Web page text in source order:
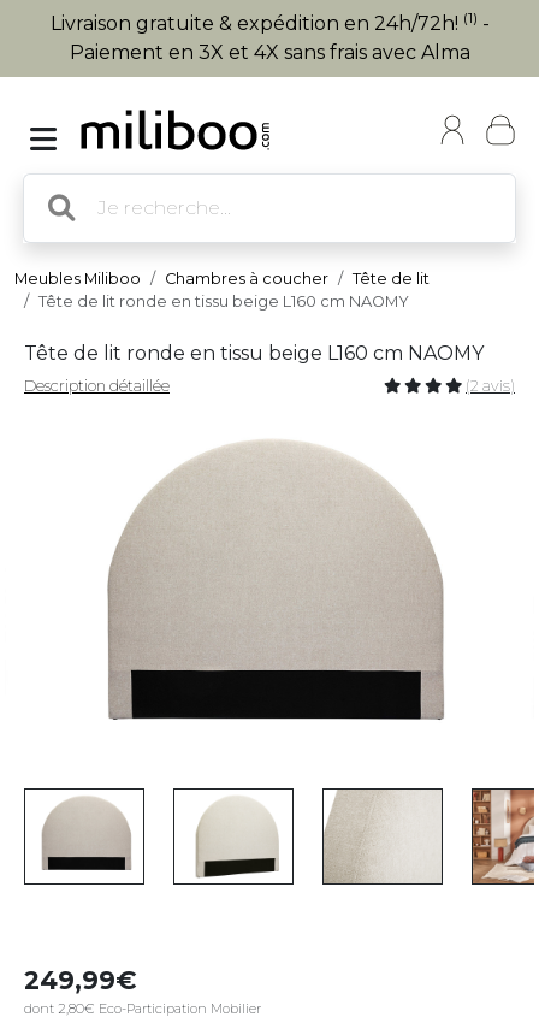
Livraison gratuite & expédition en 24h/72h! (1) -
Paiement en 3X et 4X sans frais avec Alma
Meubles Miliboo Chambres à coucher
Tête de lit
Tête de lit ronde en tissu beige L160 cm NAOMY
Tête de lit ronde en tissu beige L160 cm NAOMY
Description détaillée (2 avis)
249,99
dont 2,80€ Eco-Participation Mobilier